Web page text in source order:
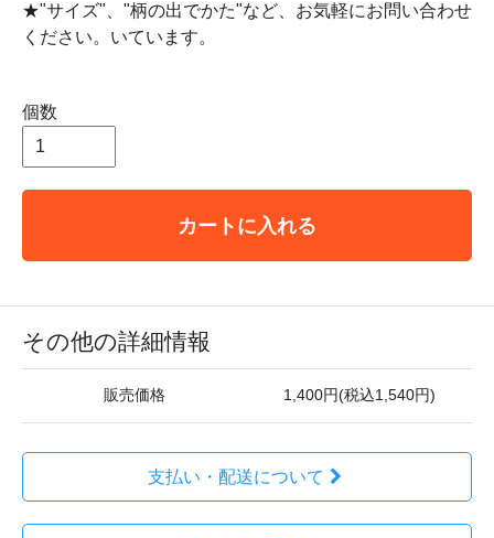
★"サイズ"、"柄の出でかた"など、お気軽にお問い合わせ
ください。いています。
個数
カートに入れる
その他の詳細情報
販売価格 1,400円(税込1,540円)
支払い・配送について